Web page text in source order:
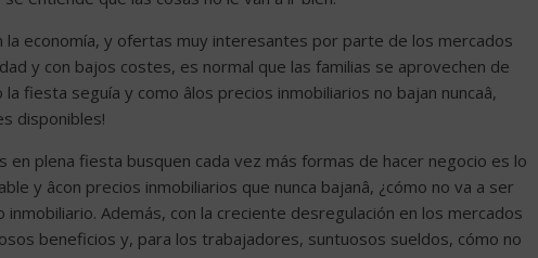
la economía, y ofertas muy interesantes por parte de los mercados
y con bajos costes, es normal que las familias se aprovechen de
seguía y como âlos precios inmobiliarios no bajan nuncaâ,
disponibles!
en plena fiesta busquen cada vez más formas de hacer negocio es lo
âcon precios inmobiliarios que nunca bajanâ, ¿cómo no va a ser
Además, con la creciente desregulación en los mercados
beneficios y, para los trabajadores, suntuosos sueldos, cómo no